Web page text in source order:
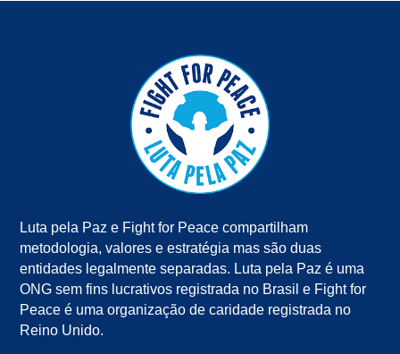
Luta pela Paz e Fight for Peace compartilham
metodologia, valores e estratégia mas são duas
entidades legalmente separadas. Luta pela Paz é uma
ONG sem fins lucrativos registrada no Brasil e Fight for
Peace é uma organização de caridade registrada no
Reino Unido.